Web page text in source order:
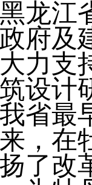
龙江
府及
力支
设计
省最
，在
了改